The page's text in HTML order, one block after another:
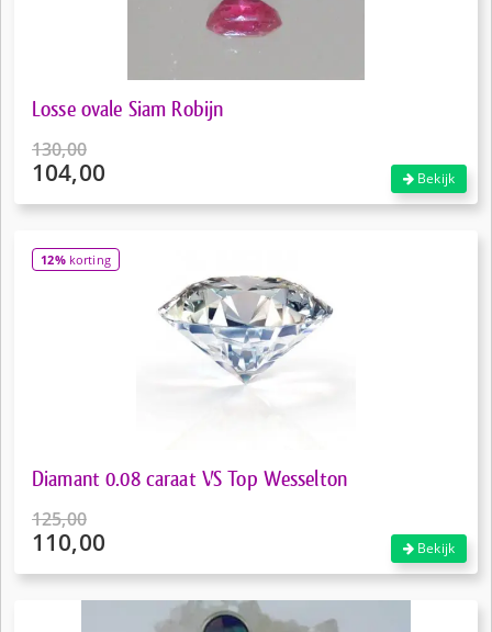
Losse ovale Siam Robijn
130,00
Oorspronkelijke
104,00
is:
€104,00.
Bekijk
12%korting
Diamant 0.08 caraat VS Top Wesselton
125,00
Oorspronkelijke
110,00 Bekijk